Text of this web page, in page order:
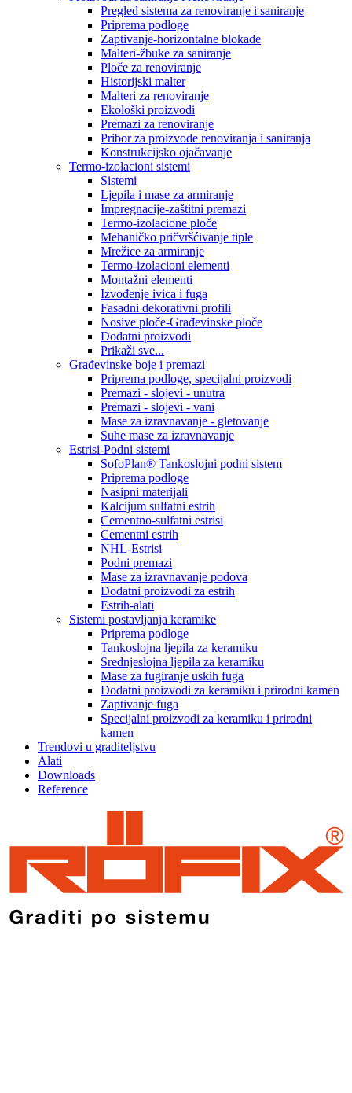
Pregled sistema za renoviranje i saniranje
Priprema podloge
Zaptivanje-horizontalne blokade
Malteri-žbuke za saniranje
Ploče za renoviranje
Historijski malter
Malteri za renoviranje
Ekološki proizvodi
Premazi za renoviranje
Pribor za proizvode renoviranja i saniranja
Konstrukcijsko ojačavanje
Termo-izolacioni sistemi
Sistemi
Ljepila i mase za armiranje
Impregnacije-zaštitni premazi
Termo-izolacione ploče
Mehaničko pričvršćivanje tiple
Mrežice za armiranje
Termo-izolacioni elementi
Montažni elementi
Izvođenje ivica i fuga
Fasadni dekorativni profili
Nosive ploče-Građevinske ploče
Dodatni proizvodi
Prikaži sve...
Građevinske boje i premazi
Priprema podloge, specijalni proizvodi
Premazi - slojevi - unutra
Premazi - slojevi - vani
Mase za izravnavanje - gletovanje
Suhe mase za izravnavanje
Estrisi-Podni sistemi
SofoPlan® Tankoslojni podni sistem
Priprema podloge
Nasipni materijali
Kalcijum sulfatni estrih
Cementno-sulfatni estrisi
Cementni estrih
NHL-Estrisi
Podni premazi
Mase za izravnavanje podova
Dodatni proizvodi za estrih
Estrih-alati
Sistemi postavljanja keramike
Priprema podloge
Tankoslojna ljepila za keramiku
Srednjeslojna ljepila za keramiku
Mase za fugiranje uskih fuga
Dodatni proizvodi za keramiku i prirodni kamen
Zaptivanje fuga
Specijalni proizvodi za keramiku i prirodni
kamen
Trendovi u graditeljstvu
Alati
Downloads
Reference